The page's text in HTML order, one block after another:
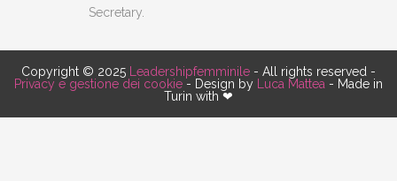
Secretary.
Copyright © 2025 Leadershipfemminile - All rights reserved -
Privacy e gestione dei cookie - Design by Luca Mattea - Made in
Turin with ❤